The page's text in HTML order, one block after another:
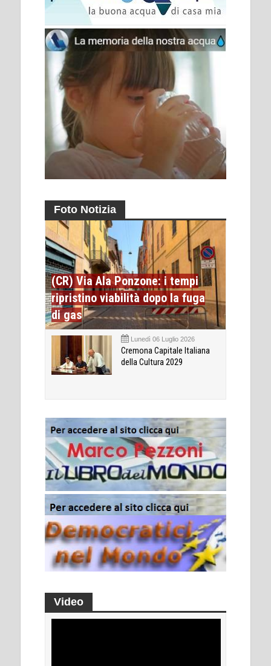
Foto Notizia
(CR) Via Ala Ponzone: i tempi
ripristino viabilità dopo la fuga
di gas
Lunedì 06 Luglio 2026
Cremona Capitale Italiana
della Cultura 2029
Video